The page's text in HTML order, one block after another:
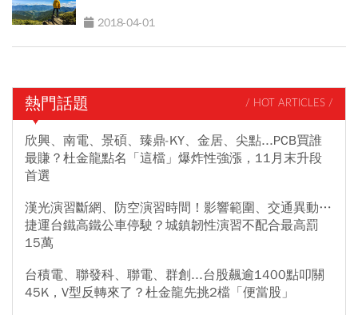
2018-04-01
熱門話題 / HOT ARTICLES /
欣興、南電、景碩、臻鼎-KY、金居、尖點...PCB買誰
最賺？杜金龍點名「這檔」爆炸性強漲，11月末升段
首選
漢光演習斷網、防空演習時間！影響範圍、交通異動…
捷運台鐵高鐵公車停駛？城鎮韌性演習不配合最高罰
15萬
台積電、聯發科、聯電、群創...台股飆逾1400點叩關
45K，V型反轉來了？杜金龍先挑2檔「便當股」